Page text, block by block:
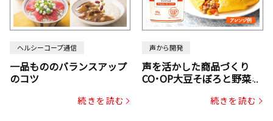
ヘルシーコープ通信
一品もののバランスアップ
のコツ
続きを読む
声から開発
声を活かした商品づくり
CO･OP大豆そぼろと野菜ミ
じん・コーン入り）続きを読む